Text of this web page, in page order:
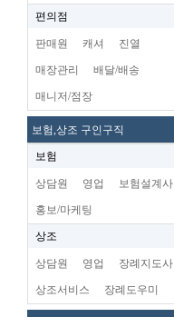
편의점
판매원 캐셔 진열
매장관리 배달/배송
매니저/점장
보험,상조 구인구직
보험
상담원 영업 보험설계사
홍보/마케팅
상조
상담원 영업 장례지도사
상조서비스 장례도우미